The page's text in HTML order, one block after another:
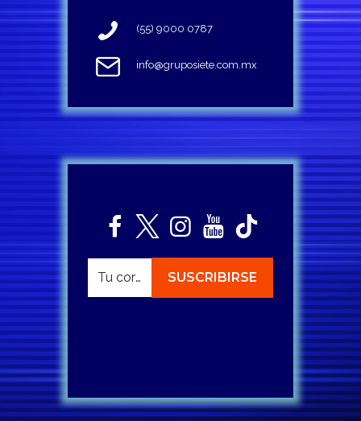
(55) 9000 0787
info@gruposiete.com.mx